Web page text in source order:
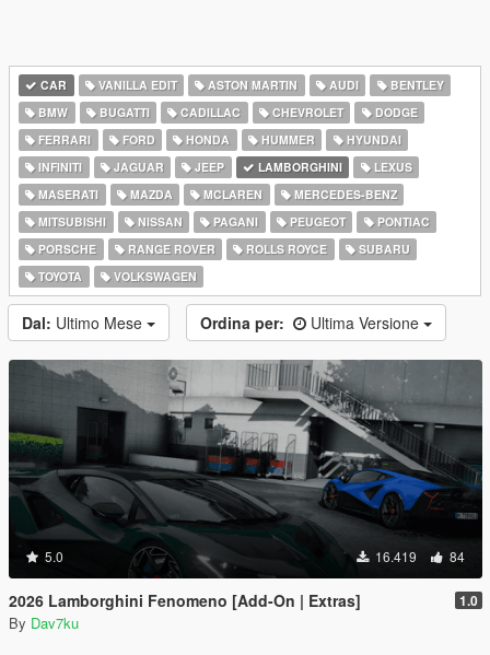
CAR VANILLA EDIT ASTON MARTIN AUDI
BENTLEY
BMW
BUGATTI CADILLAC CHEVROLET
DODGE
FERRARI
FORD HONDA HUMMER
HYUNDAI
INFINITI
JAGUAR JEEP LAMBORGHINI
LEXUS
MASERATI
MAZDA MCLAREN
MERCEDES-BENZ
MITSUBISHI
NISSAN PAGANI PEUGEOT
PONTIAC
PORSCHE
RANGE ROVER ROLLS ROYCE
SUBARU
TOYOTA
VOLKSWAGEN
Dal: Ultimo Mese Ordina per: Ultima Versione
5.0 16.419 84
2026 Lamborghini Fenomeno [Add-On | Extras] 1.0
By Dav7ku